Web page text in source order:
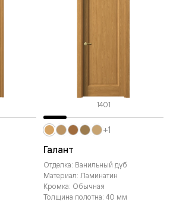
1401
Галант
Отделка: Ванильный дуб
Материал: Ламинатин
Кромка: Обычная
Толщина полотна: 40 мм
+1